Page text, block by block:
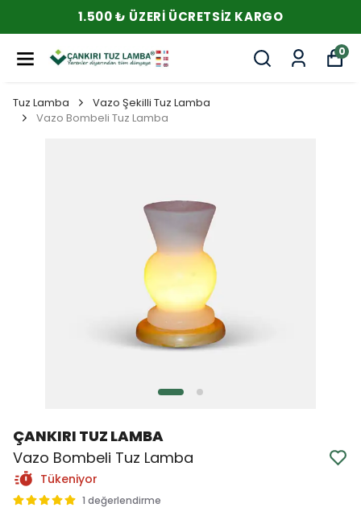
1.500 ₺ ÜZERI ÜCRETSIZ KARGO
0
Tuz Lamba
Vazo Şekilli Tuz Lamba
Vazo Bombeli Tuz Lamba
ÇANKIRI TUZ LAMBA
Vazo Bombeli Tuz Lamba
Tükeniyor
1 değerlendirme